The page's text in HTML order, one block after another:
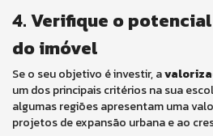
4. Verifique o
do imóvel
Se o seu objetivo é investir, a
um dos principais critérios na sua
algumas regiões apresentam uma
projetos de expansão urbana e ao